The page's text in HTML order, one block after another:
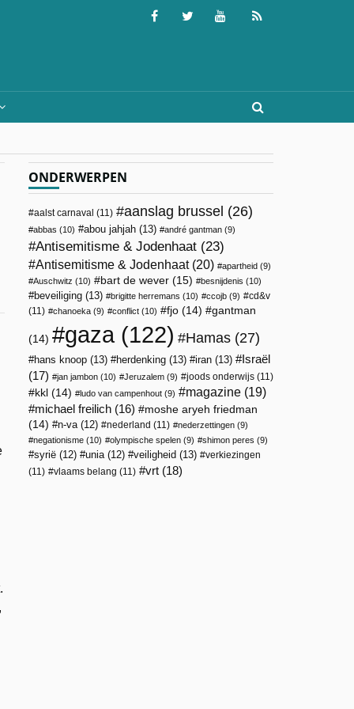
ONDERWERPEN
aalst carnaval (11) aanslag brussel (26)
abbas (10) abou jahjah (13) andré gantman (9)
Antisemitisme & Jodenhaat (23)
Antisemitisme & Jodenhaat(20) apartheid (9)
Auschwitz (10) bart de wever (15) besnijdenis (10)
beveiliging (13) brigitte herremans (10) ccojb (9)
cd&v
(11)
chanoeka (9) conflict (10) fjo (14) gantman
(14) gaza(122) Hamas (27)
hans knoop (13) herdenking (13) iran (13)
Israël
(17)
jan jambon (10) Jeruzalem (9) joods onderwijs (11)
kkl (14) ludo van campenhout (9) magazine (19)
michael freilich (16)
moshe aryeh friedman
(14)
n-va(12) nederland (11) nederzettingen (9)
negationisme (10) olympische spelen (9) shimon peres (9)
syrië (12) unia(12) veiligheid (13)
verkiezingen
(11)
vlaams belang (11) vrt (18)